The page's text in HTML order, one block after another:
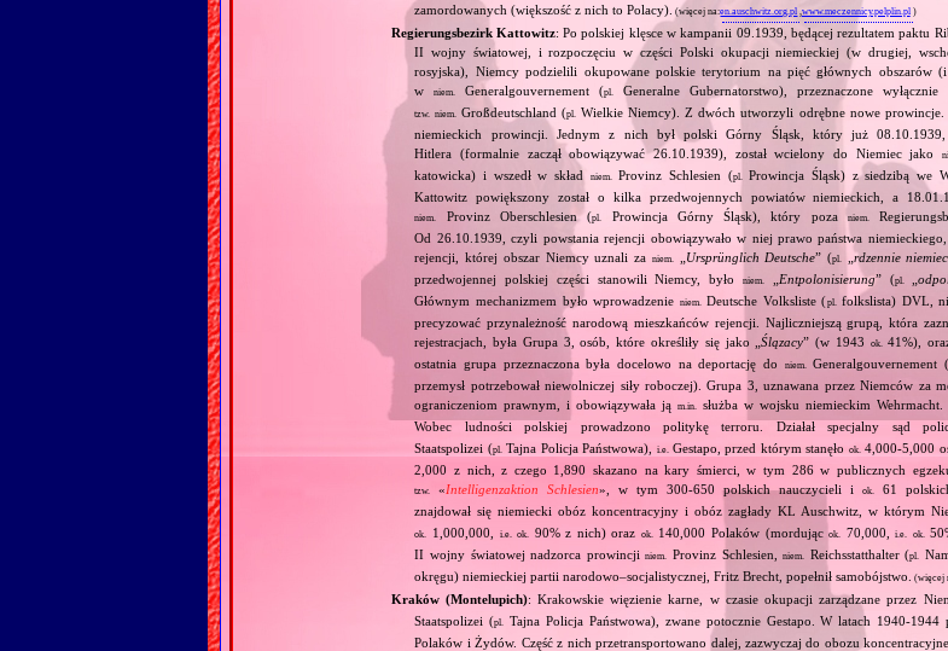
zamordowanych (większość z nich to Polacy). (więcej na:en.auschwitz.org.pl ,www.meczennicy.pelplin.pl )
Regierungsbezirk Kattowitz: Po polskiej klęsce w kampanii 09.1939, będącej rezultatem paktu
II wojny światowej, i rozpoczęciu w części Polski okupacji niemieckiej (w drugiej,
rosyjska), Niemcy podzielili okupowane polskie terytorium na pięć głównych obszarów
wniem. Generalgouvernement (pl. Generalne Gubernatorstwo), przeznaczone
tzw. niem. Großdeutschland (pl.
Wielkie Niemcy). Z dwóch utworzyli odrębne nowe prowincje.
niemieckich prowincji. Jednym z nich był polski Górny Śląsk, który już
Hitlera (formalnie zaczął obowiązywać 26.10.1939), został wcielony do Niemiec jako
katowicka) i wszedł w skład
niem. Provinz Schlesien (pl. Prowincja Śląsk) z siedzibą we
Kattowitz powiększony został o kilka przedwojennych powiatów niemieckich, a
niem. Provinz Oberschlesien (pl. Prowincja Górny Śląsk), który pozaniem.
Od 26.10.1939, czyli powstania rejencji obowiązywało w niej prawo państwa
rejencji, której obszar Niemcy uznali za niem. Ursprünglich Deutsche” (pl. rdzennie
przedwojennej polskiej części stanowili Niemcy, było
niem. Entpolonisierung” (pl. „
Głównym mechanizmem było wprowadzenie niem. Deutsche Volksliste (pl.
folkslista) DVL,
precyzować przynależność narodową mieszkańców rejencji. Najliczniejszą grupą, która
rejestracjach, była Grupa 3, osób, które określiły się jako „Ślązacy” (w 1943 ok. 41%),
ostatnia grupa przeznaczona była docelowo na deportację do
niem.
przemysł potrzebował niewolniczej siły roboczej). Grupa 3, uznawana przez Niemców za
ograniczeniom prawnym, i obowiązywała jąm.in.
służba w wojsku niemieckim
Wobec ludności polskiej prowadzono politykę terroru. Działał specjalny sąd
Staatspolizei (pl. Tajna Policja Państwowa), i.e. Gestapo, przed którym stanęło ok. 4,000‐5,000
2,000 z nich, z czego 1,890 skazano na kary śmierci, w tym 286 w publicznych
tzw. «Intelligenzaktion Schlesien», w tym 300‐650 polskich nauczycieli i ok.
61
znajdował się niemiecki obóz koncentracyjny i obóz zagłady KL Auschwitz, w którym
ok. 1,000,000, i.e. ok. 90% z nich) oraz ok. 140,000 Polaków (mordującok. 70,000,i.e. ok.
II wojny światowej nadzorca prowincjiniem. Provinz Schlesien,niem. Reichsstatthalter (pl.
okręgu) niemieckiej partii narodowo–socjalistycznej, Fritz Brecht, popełnił samobójstwo.
(więcej
Kraków (Montelupich): Krakowskie więzienie karne, w czasie okupacji zarządzane przez
Staatspolizei (pl.
Tajna Policja Państwowa), zwane potocznie Gestapo. W latach
Polaków i Żydów. Część z nich przetransportowano dalej, zazwyczaj do obozu